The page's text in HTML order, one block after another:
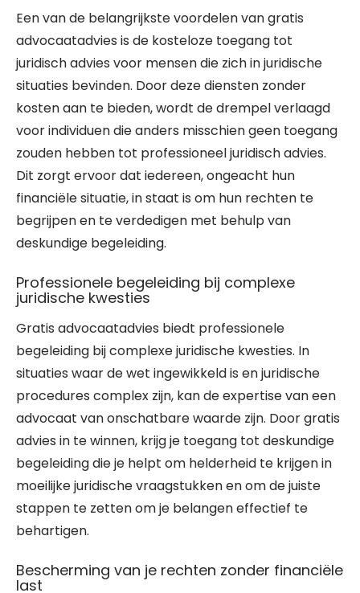
Een van de belangrijkste voordelen van gratis
advocaatadvies is de kosteloze toegang tot
juridisch advies voor mensen die zich in juridische
situaties bevinden. Door deze diensten zonder
kosten aan te bieden, wordt de drempel verlaagd
voor individuen die anders misschien geen toegang
zouden hebben tot professioneel juridisch advies.
Dit zorgt ervoor dat iedereen, ongeacht hun
financiële situatie, in staat is om hun rechten te
begrijpen en te verdedigen met behulp van
deskundige begeleiding.
Professionele begeleiding bij complexe
juridische kwesties
Gratis advocaatadvies biedt professionele
begeleiding bij complexe juridische kwesties. In
situaties waar de wet ingewikkeld is en juridische
procedures complex zijn, kan de expertise van een
advocaat van onschatbare waarde zijn. Door gratis
advies in te winnen, krijg je toegang tot deskundige
begeleiding die je helpt om helderheid te krijgen in
moeilijke juridische vraagstukken en om de juiste
stappen te zetten om je belangen effectief te
behartigen.
Bescherming van je rechten zonder financiële
last